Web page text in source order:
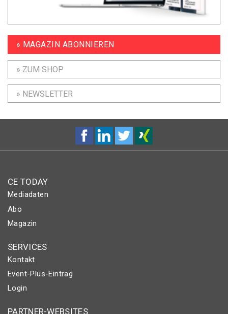
» MAGAZIN ABONNIEREN
» ZUM SHOP
» NEWSLETTER
CE TODAY
Mediadaten
Abo
Magazin
SERVICES
Kontakt
Event-Plus-Eintrag
Login
PARTNER-WEBSITES